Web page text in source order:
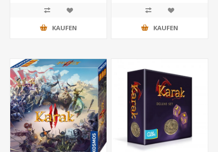
KAUFEN KAUFEN